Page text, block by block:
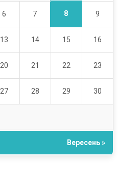
6 7 8 9
13 14 15 16
20 21 22 23
27 28 29 30
Вересень »